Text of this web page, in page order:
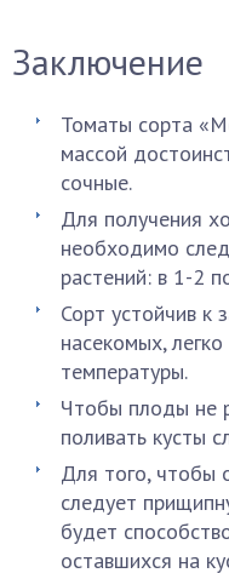
Заключение
Томаты сорта
массой
сочные.
Для получения
необходимо
растений: в 1-2
Сорт устойчив к
насекомых,
температуры.
Чтобы плоды не
поливать кусты
Для того, чтобы
следует
будет
оставшихся на